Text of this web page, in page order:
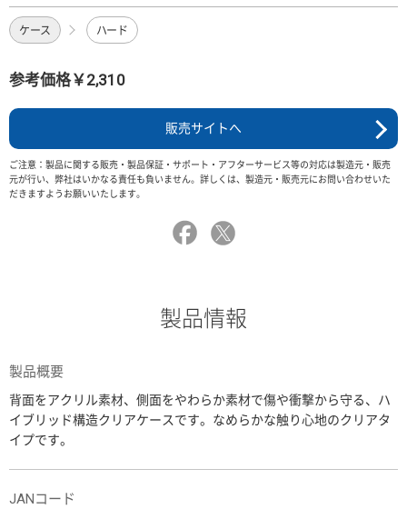
ケース ハード
参考価格￥2,310
販売サイトへ
ご注意：製品に関する販売・製品保証・サポート・アフターサービス等の対応は製造元・販売
元が行い、弊社はいかなる責任も負いません。詳しくは、製造元・販売元にお問い合わせいた
だきますようお願いいたします。
製品情報
製品概要
背面をアクリル素材、側面をやわらか素材で傷や衝撃から守る、ハ
イブリッド構造クリアケースです。なめらかな触り心地のクリアタ
イプです。
JANコード